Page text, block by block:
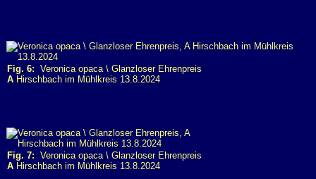
Fig. 6: Veronica opaca \ Glanzloser Ehrenpreis
A Hirschbach im Mühlkreis 13.8.2024
Fig. 7: Veronica opaca \ Glanzloser Ehrenpreis
A Hirschbach im Mühlkreis 13.8.2024